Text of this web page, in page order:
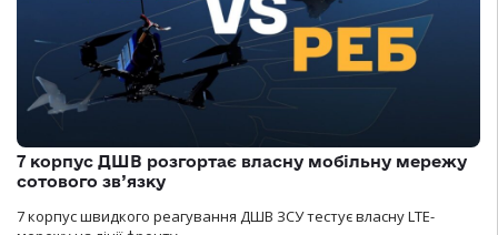
7 корпус ДШВ розгортає власну мобільну мережу
сотового зв’язку
7 корпус швидкого реагування ДШВ ЗСУ тестує власну LTE-